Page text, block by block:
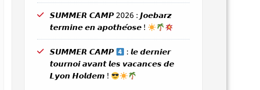
𝙎𝙐𝙈𝙈𝙀𝙍 𝘾𝘼𝙈𝙋 2026 : 𝙅𝙤𝙚𝙗𝙖𝙧𝙯
𝙩𝙚𝙧𝙢𝙞𝙣𝙚 𝙚𝙣 𝙖𝙥𝙤𝙩𝙝𝙚́𝙤𝙨𝙚 !
𝙎𝙐𝙈𝙈𝙀𝙍 𝘾𝘼𝙈𝙋
: 𝙡𝙚 𝙙𝙚𝙧𝙣𝙞𝙚𝙧
𝙩𝙤𝙪𝙧𝙣𝙤𝙞 𝙖𝙫𝙖𝙣𝙩 𝙡𝙚𝙨 𝙫𝙖𝙘𝙖𝙣𝙘𝙚𝙨 𝙙𝙚
𝙇𝙮𝙤𝙣 𝙃𝙤𝙡𝙙𝙚𝙢 !